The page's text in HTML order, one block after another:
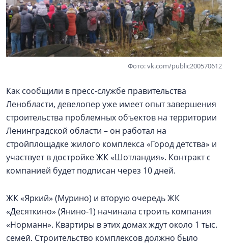
Фото: vk.com/public200570612
Как сообщили в пресс-службе правительства
Ленобласти, девелопер уже имеет опыт завершения
строительства проблемных объектов на территории
Ленинградской области – он работал на
стройплощадке жилого комплекса «Город детства» и
участвует в достройке ЖК «Шотландия». Контракт с
компанией будет подписан через 10 дней.
ЖК «Яркий» (Мурино) и вторую очередь ЖК
«Десяткино» (Янино-1) начинала строить компания
«Норманн». Квартиры в этих домах ждут около 1 тыс.
семей. Строительство комплексов должно было